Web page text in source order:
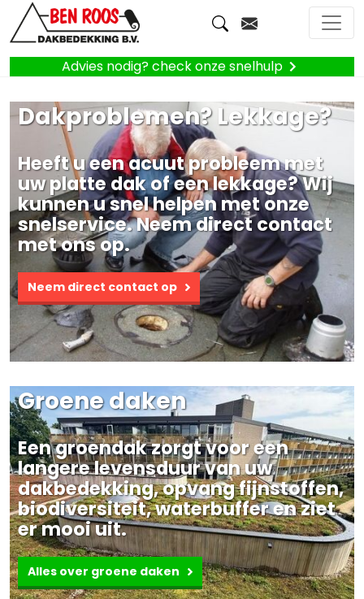
Advies nodig? check onze snelhulp
Dakproblemen? Lekkage?
Heeft u een acuut probleem met
uw platte dak of een lekkage? Wij
kunnen u snel helpen met onze
snelservice. Neem direct contact
met ons op.
Neem direct contact op
Groene daken
Een groendak zorgt voor een
langere levensduur van uw
dakbedekking, opvang fijnstoffen,
biodiversiteit, waterbuffer en ziet
er mooi uit.
Alles over groene daken